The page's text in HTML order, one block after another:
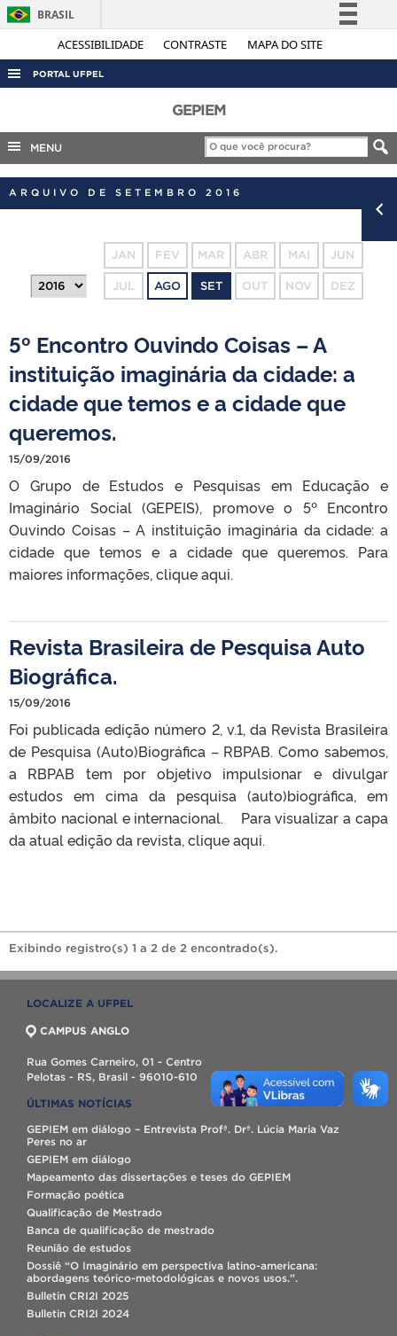
ACESSIBILIDADE CONTRASTE MAPA DO SITE
BRASIL
Simplifique!
Legislação
Canais
PORTAL UFPEL
AUDITORIA
COBALTO
CONCURSOS
OUVIDORIA
TELEFONES
GEPIEM
MENU
ARQUIVO DE SETEMBRO 2016
JAN FEV MAR ABR MAI JUN
JUL AGO SET OUT NOV DEZ
5º Encontro Ouvindo Coisas – A
instituição imaginária da cidade: a
cidade que temos e a cidade que
queremos.
15/09/2016
O Grupo de Estudos e Pesquisas em Educação e
Imaginário Social (GEPEIS), promove o 5º Encontro
Ouvindo Coisas – A instituição imaginária da cidade: a
cidade que temos e a cidade que queremos. Para
maiores informações, clique aqui.
Revista Brasileira de Pesquisa Auto
Biográfica.
15/09/2016
Foi publicada edição número 2, v.1, da Revista Brasileira
de Pesquisa (Auto)Biográfica – RBPAB. Como sabemos,
a RBPAB tem por objetivo impulsionar e divulgar
estudos em cima da pesquisa (auto)biográfica, em
âmbito nacional e internacional. Para visualizar a capa
da atual edição da revista, clique aqui.
Exibindo registro(s) 1 a 2 de 2 encontrado(s).
LOCALIZE A UFPEL
CAMPUS ANGLO
Rua Gomes Carneiro, 01 - Centro
Pelotas - RS, Brasil - 96010-610
ÚLTIMAS NOTÍCIAS
GEPIEM em diálogo – Entrevista Profª. Drª. Lúcia Maria Vaz
Peres no ar
GEPIEM em diálogo
Mapeamento das dissertações e teses do GEPIEM
Formação poética
Qualificação de Mestrado
Banca de qualificação de mestrado
Reunião de estudos
Dossiê “O Imaginário em perspectiva latino-americana:
abordagens teórico-metodológicas e novos usos.”.
Bulletin CRI2I 2025
Bulletin CRI2I 2024